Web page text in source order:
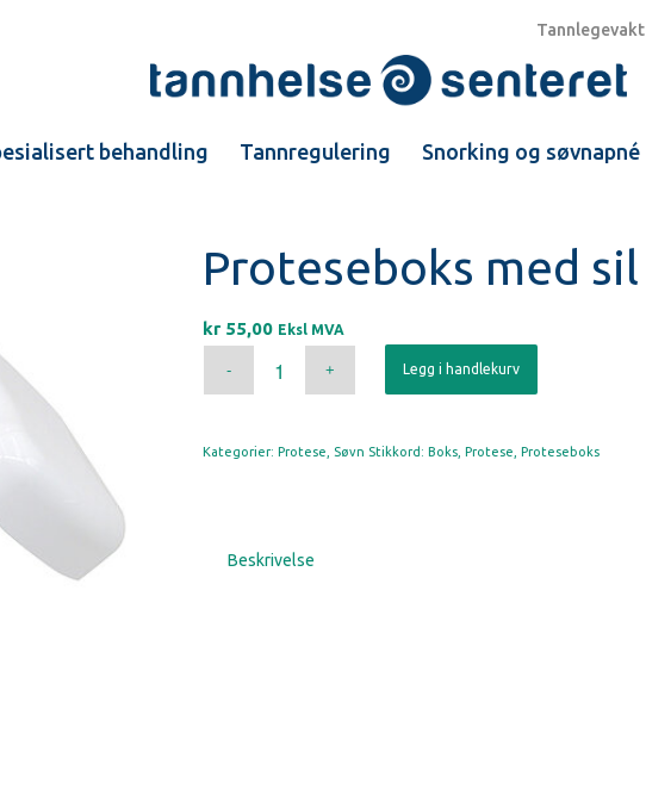
Tannlegevakt
behandling Tannregulering Snorking og søvnapné
Proteseboks med sil
kr 55,00 Eksl MVA
Legg i handlekurv
Kategorier:Protese Søvn Stikkord:Boks ,Protese ,Proteseboks
Beskrivelse